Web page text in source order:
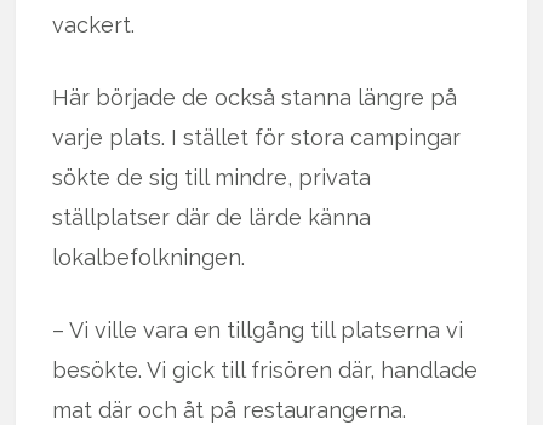
vackert.
Här började de också stanna längre på
varje plats. I stället för stora campingar
sökte de sig till mindre, privata
ställplatser där de lärde känna
lokalbefolkningen.
– Vi ville vara en tillgång till platserna vi
besökte. Vi gick till frisören där, handlade
mat där och åt på restaurangerna.